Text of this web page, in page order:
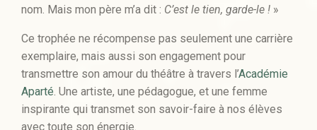
nom. Mais mon père m’a dit : C’est le tien, garde-le ! »
Ce trophée ne récompense pas seulement une carrière
exemplaire, mais aussi son engagement pour
transmettre son amour du théâtre à travers l’Académie
Aparté. Une artiste, une pédagogue, et une femme
inspirante qui transmet son savoir-faire à nos élèves
avec toute son énergie.